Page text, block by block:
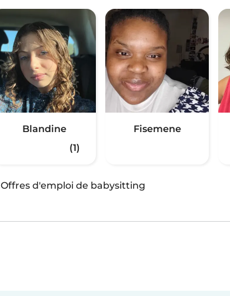
Blandine
(1)
Fisemene
Offres d'emploi de babysitting